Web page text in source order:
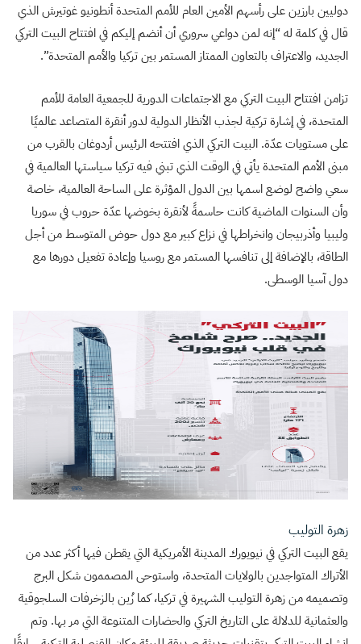
دوليين بارزين على رأسهم الأمين العام للأمم المتحدة أنطونيو غوتيرش الذي
قال في كلمة له “إنه لمن دواعي سروري أن أنضم إليكم في افتتاح البيت التركي
الجديد، والاعتراف بالتعاون الممتاز المستمر بين تركيا والأمم المتحدة”.
تزامن افتتاح البيت التركي مع الاجتماعات الدورية للجمعية العامة للأمم
المتحدة، في إشارة تركية لجذب الأنظار الدولية لدور أنقرة المتصاعد عالميًا
على مستويات عدّة. البيت التركي الذي افتتحه الرئيس أردوغان بالقرب من
مبنى الأمم المتحدة يأتي في الوقت الذي تبني فيه تركيا سياستها العالمية في
سعي واضح لوضع اسمها بين الدول المؤثرة على الساحة العالمية، خاصة
وأن السنوات الماضية كانت حاسمةً لأنقرة بخوضها عدّة حروب في سوريا
وليبيا وأذربيجان وانخراطها في نزاع كبير مع دول حوض المتوسط من أجل
الطاقة، بالإضافة إلى تنافسها المستمر مع روسيا وإعادة تفعيل دورها مع
دول آسيا الوسطى.
زهرة التوليب
يقع البيت التركي في نيويورك المدينة الأمريكية التي يقطن فيها أكثر عدد من
الأتراك المتواجدين بالولايات المتحدة، واستوحى المصممون شكل البرج
وتصميمه من زهرة التوليب الشهيرة في تركيا، كما زُين بالزخرفات السلجوقية
والعثمانية للدلالة على التاريخ التركي والحضارات المتنوعة التي مر بها. وتم